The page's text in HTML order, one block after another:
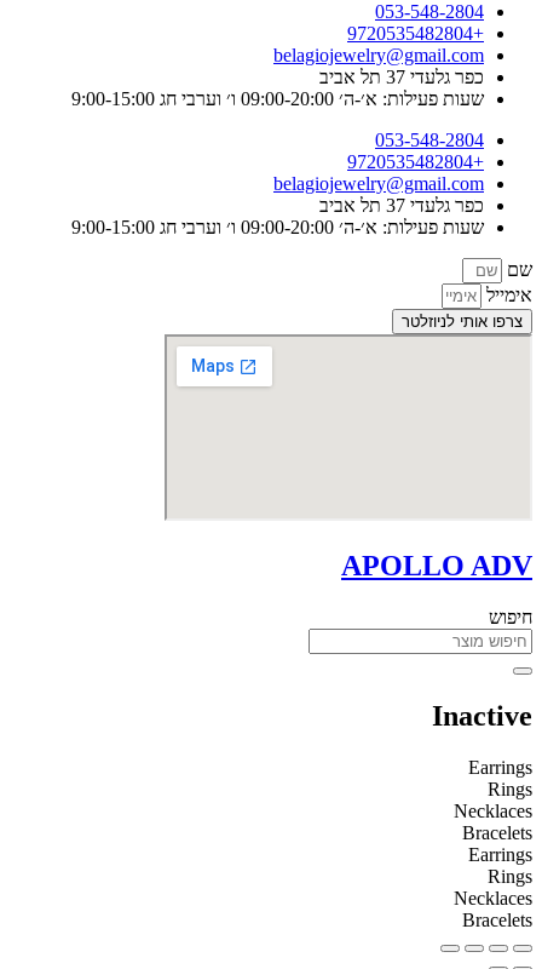
053-548-2804
+9720535482804
belagiojewelry@gmail.com
כפר גלעדי 37 תל אביב
שעות פעילות: א׳-ה׳ 09:00-20:00 ו׳ וערבי חג 9:00-15:00
053-548-2804
+9720535482804
belagiojewelry@gmail.com
כפר גלעדי 37 תל אביב
שעות פעילות: א׳-ה׳ 09:00-20:00 ו׳ וערבי חג 9:00-15:00
שם
אימייל
צרפו אותי לניוזלטר
APOLLO ADV
חיפוש
Inactive
Earrings
Rings
Necklaces
Bracelets
Earrings
Rings
Necklaces
Bracelets